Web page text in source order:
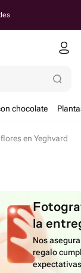
chocolate
en Yeghvard
la
Nos
regalo